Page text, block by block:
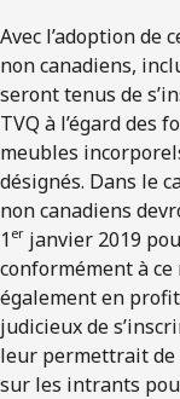
Avec l’adoption de
non canadiens,
seront tenus de
TVQ à l’égard des
meubles
désignés. Dans le
non canadiens
1 er janvier 2019
conformément à
également en
judicieux de
leur permettrait de
sur les intrants